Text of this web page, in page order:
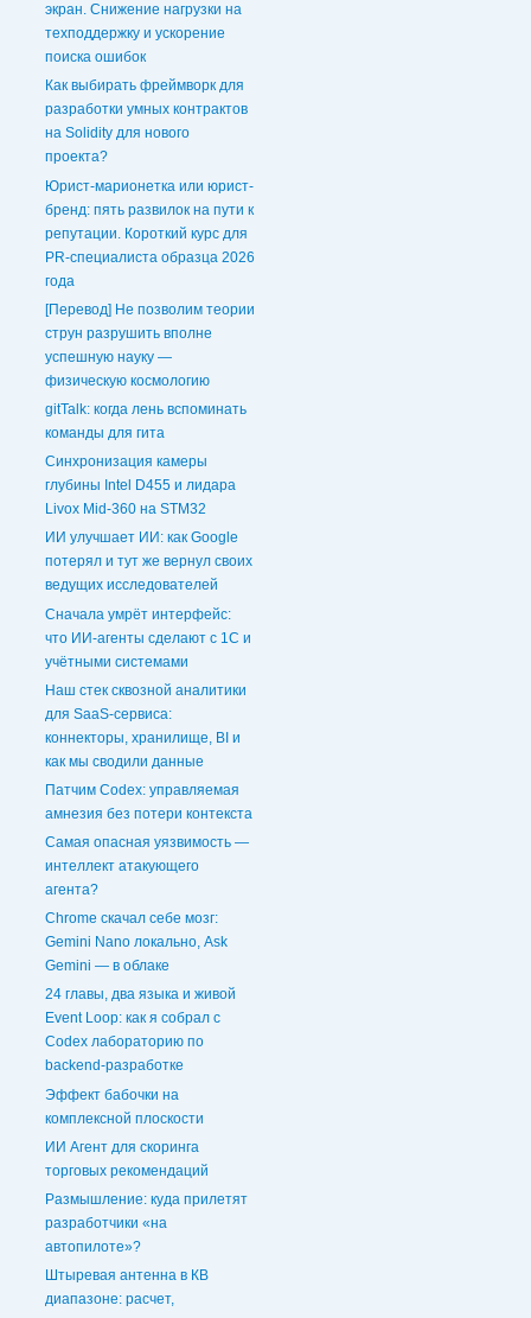
экран. Снижение нагрузки на
техподдержку и ускорение
поиска ошибок
Как выбирать фреймворк для
разработки умных контрактов
на Solidity для нового
проекта?
Юрист-марионетка или юрист-
бренд: пять развилок на пути к
репутации. Короткий курс для
PR-специалиста образца 2026
года
[Перевод] Не позволим теории
струн разрушить вполне
успешную науку —
физическую космологию
gitTalk: когда лень вспоминать
команды для гита
Синхронизация камеры
глубины Intel D455 и лидара
Livox Mid-360 на STM32
ИИ улучшает ИИ: как Google
потерял и тут же вернул своих
ведущих исследователей
Сначала умрёт интерфейс:
что ИИ-агенты сделают с 1С и
учётными системами
Наш стек сквозной аналитики
для SaaS-сервиса:
коннекторы, хранилище, BI и
как мы сводили данные
Патчим Codex: управляемая
амнезия без потери контекста
Самая опасная уязвимость —
интеллект атакующего
агента?
Chrome скачал себе мозг:
Gemini Nano локально, Ask
Gemini — в облаке
24 главы, два языка и живой
Event Loop: как я собрал с
Codex лабораторию по
backend-разработке
Эффект бабочки на
комплексной плоскости
ИИ Агент для скоринга
торговых рекомендаций
Размышление: куда прилетят
разработчики «на
автопилоте»?
Штыревая антенна в КВ
диапазоне: расчет,